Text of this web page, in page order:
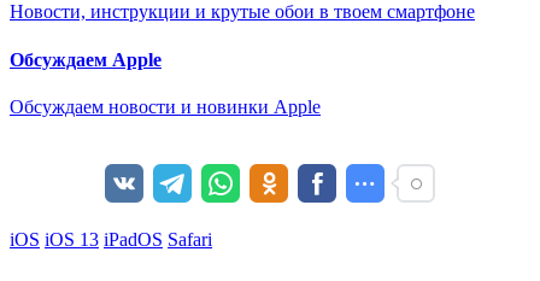
Новости, инструкции и крутые обои в твоем смартфоне
Обсуждаем Apple
Обсуждаем новости и новинки Apple
iOS iOS 13 iPadOS Safari